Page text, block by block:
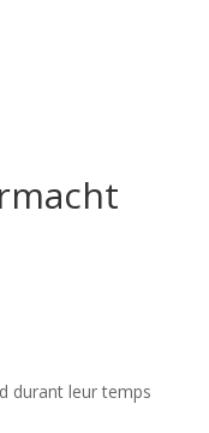
durant leur temps